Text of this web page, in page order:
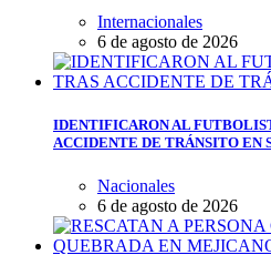
Internacionales
6 de agosto de 2026
IDENTIFICARON AL
ACCIDENTE DE TRÁNSITO EN
Nacionales
6 de agosto de 2026